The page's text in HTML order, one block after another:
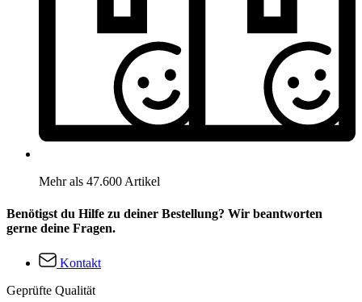
Mehr als 47.600 Artikel
Benötigst du Hilfe zu deiner Bestellung? Wir beantworten
gerne deine Fragen.
Kontakt
Geprüfte Qualität